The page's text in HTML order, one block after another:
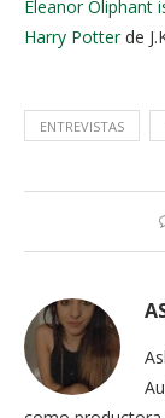
Eleanor Oliphant
Harry Potterde
ENTREVISTAS